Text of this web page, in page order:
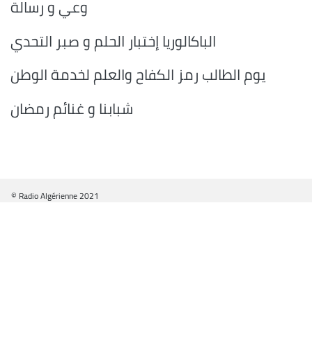
وعي و رسالة
الباكالوريا إختبار الحلم و صبر التحدي
يوم الطالب رمز الكفاح والعلم لخدمة الوطن
شبابنا و غنائم رمضان
© Radio Algérienne 2021